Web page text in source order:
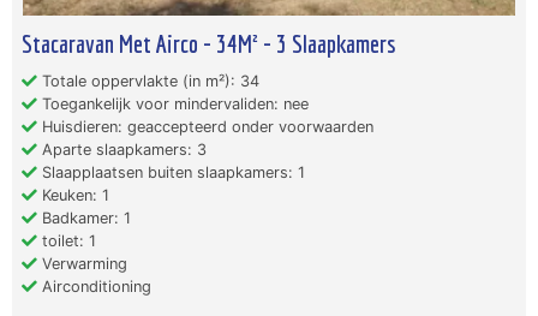
Stacaravan Met Airco - 34M² - 3 Slaapkamers
Totale oppervlakte (in m²): 34
Toegankelijk voor mindervaliden: nee
Huisdieren: geaccepteerd onder voorwaarden
Aparte slaapkamers: 3
Slaapplaatsen buiten slaapkamers: 1
Keuken: 1
Badkamer: 1
toilet: 1
Verwarming
Airconditioning